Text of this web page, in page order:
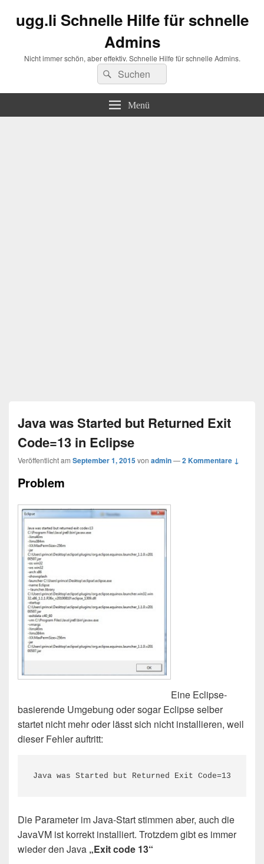
ugg.li Schnelle Hilfe für schnelle
Admins
Nicht immer schön, aber effektiv. Schnelle Hilfe für schnelle Admins.
Suchen
nach:
Suchen
Menü
Java was Started but Returned Exit
Code=13 in Eclipse
Veröffentlicht am September 1, 2015von admin—2 Kommentare ↓
Problem
Eine Eclipse-
basierende Umgebung oder sogar Eclipse selber
startet nicht mehr oder lässt sich nicht installieren, weil
dieser Fehler auftritt:
Java was Started but Returned Exit Code=13
Die Parameter im Java-Start stimmen aber, auch die
JavaVM ist korrekt installiert. Trotzdem gibt es immer
wieder den Java „Exit code 13“